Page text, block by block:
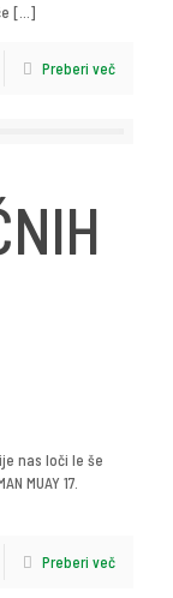
[…]
Preberi več
nas loči le še
MUAY 17.
Preberi več